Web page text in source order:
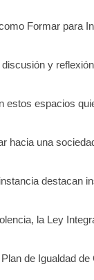
Formar para
y
estos espacios
hacia una
destacan
la Ley
de Igualdad de